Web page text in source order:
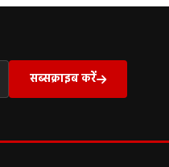
सब्सक्राइब करें